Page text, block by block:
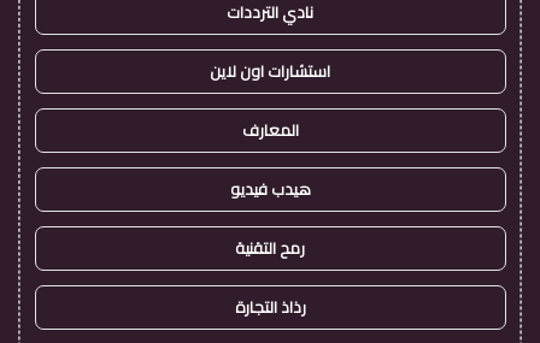
نادي الترددات
استشارات اون لاين
المعارف
هيدب فيديو
رمح التقنية
رذاذ التجارة